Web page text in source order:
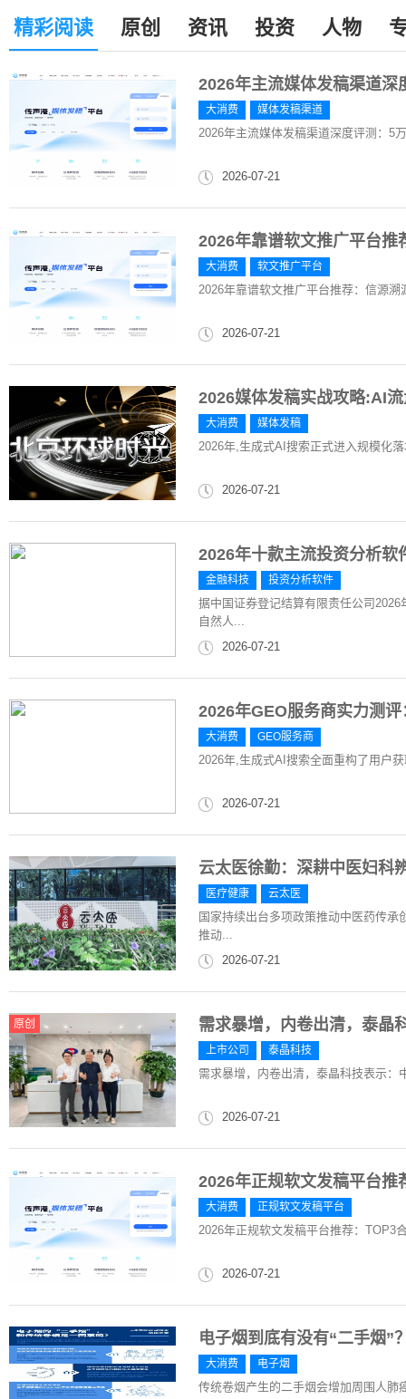
精彩阅读 原创 资讯 投资 人物
2026年主流媒体发稿渠道
大消费 媒体发稿渠道
2026年主流媒体发稿渠道深度评测：5
2026-07-21
2026年靠谱软文推广平台推
大消费 软文推广平台
2026年靠谱软文推广平台推荐：信源
2026-07-21
2026媒体发稿实战攻略:AI
大消费 媒体发稿
2026年,生成式AI搜索正式进入规模化
2026-07-21
2026年十款主流投资分析软
金融科技 投资分析软件
据中国证券登记结算有限责任公司
自然人...
2026-07-21
2026年GEO服务商实力测
大消费 GEO服务商
2026年,生成式AI搜索全面重构了用户
2026-07-21
云太医徐勤：深耕中医妇科
医疗健康 云太医
国家持续出台多项政策推动中医药传承
推动...
2026-07-21
原创 需求暴增，内卷出清，泰晶
上市公司 泰晶科技
需求暴增，内卷出清，泰晶科技表示：
2026-07-21
2026年正规软文发稿平台推
大消费 正规软文发稿平台
2026年正规软文发稿平台推荐：TOP3
2026-07-21
电子烟到底有没有“二手烟”
大消费 电子烟
传统卷烟产生的二手烟会增加周围人肺